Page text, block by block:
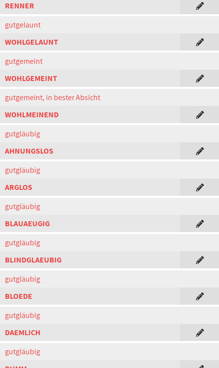
RENNER
gutgelaunt
WOHLGELAUNT
gutgemeint
WOHLGEMEINT
gutgemeint, in bester Absicht
WOHLMEINEND
gutgläubig
AHNUNGSLOS
gutgläubig
ARGLOS
gutgläubig
BLAUAEUGIG
gutgläubig
BLINDGLAEUBIG
gutgläubig
BLOEDE
gutgläubig
DAEMLICH
gutgläubig